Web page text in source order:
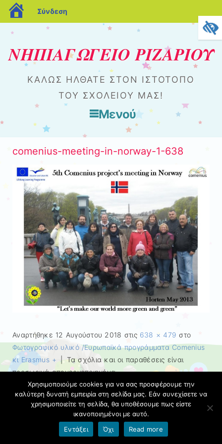
blogs.sch.gr
Σύνδεση
ΝΗΠΙΑΓΩΓΕΙΟ ΡΙΖΑΡΙΟΥ
ΚΑΛΏΣ ΉΛΘΑΤΕ ΣΤΟΝ ΙΣΤΌΤΟΠΟ
ΤΟΥ ΣΧΟΛΕΊΟΥ ΜΑΣ!
Μενού
Μετάβαση στο περιεχόμενο
comenius-meeting-in-norway-1-638
Αναρτήθηκε 12 Αυγούστου 2018 στις 638 × 479 στο
Φωτογραφικό υλικό /Ευρωπαϊκά προγράμματα Cοmenius
κι Erasmus + |
Τα σχόλια και οι παραθέσεις είναι
προσωρινά απενεργοποιημένα.
← Προηγούμενο
Επόμενο →
Όροι χρήσης blogs.sch.gr|Δήλωση προσβασιμότητας
Χρησιμοποιούμε cookies για να σας προσφέρουμε την
καλύτερη δυνατή εμπειρία στη σελίδα μας. Εάν συνεχίσετε να
χρησιμοποιείτε τη σελίδα, θα υποθέσουμε πως είστε
ικανοποιημένοι με αυτό.
Εντάξει
Όχι Read more